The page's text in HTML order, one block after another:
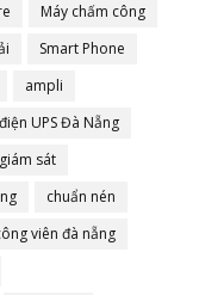
Máy chấm công
Smart Phone
ampli
UPS Đà Nẵng
sát
chuẩn nén
viên đà nẵng